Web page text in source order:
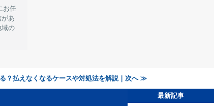
お任
あ
域の
？払えなくなるケースや対処法を解説｜次へ ≫
最新記事